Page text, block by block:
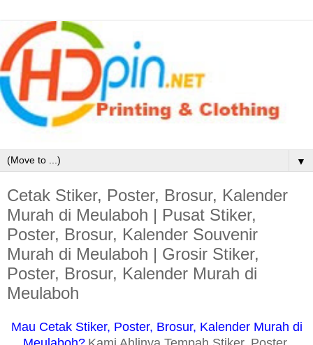
▼
Cetak Stiker, Poster, Brosur, Kalender
Murah di Meulaboh | Pusat Stiker,
Poster, Brosur, Kalender Souvenir
Murah di Meulaboh | Grosir Stiker,
Poster, Brosur, Kalender Murah di
Meulaboh
Mau Cetak Stiker, Poster, Brosur, Kalender Murah di